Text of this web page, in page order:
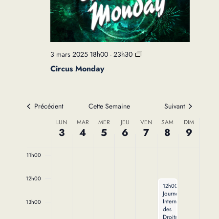
3 mars 2025 18h00- 23h30
Circus Monday
Précédent Cette Semaine Suivant
Semaine
Évènements
LUN
3
MAR
4
MER
5
JEU
6
VEN
7
SAM
8
DIM
9
9h00
11h00
12h00
13h00
March 8, 2025
12h00
Journée
Internationale
des
Droits